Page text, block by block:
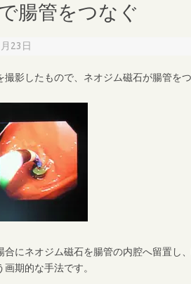
腸管をつなぐ
23日
影したもので、ネオジム磁石が腸管をつ
合にネオジム磁石を腸管の内腔へ留置し
期的な手法です。